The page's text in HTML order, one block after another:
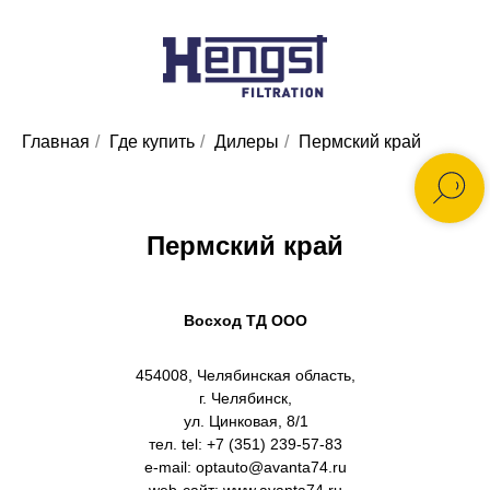
Главная / Где купить / Дилеры / Пермский край
Пермский край
Восход ТД ООО
454008, Челябинская область,
г. Челябинск,
ул. Цинковая, 8/1
тел. tel: +7 (351) 239-57-83
e-mail: optauto@avanta74.ru